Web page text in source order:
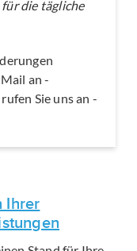
die tägliche
an -
Sie uns an -
Ihrer